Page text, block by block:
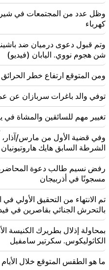
تفكر آلا بوجاتشيفا في
مالية
17:52
اتفقت إيران وعمان على
هرمز. العربية
17:17
ويأمل زيلينسكي أن تقوم
الباليستية الخاص بها بحلول عام
وظل عدد من المجتمعات في
كهرباء
وتم قبول دعوى درميان ضد
شن هجوم نووي. اليابان (فيديو)
ومن المتوقع ارتفاع خطر
توفي والد باغرات سربازان عن عمر
تغيير مهم للسائقين والمشاة في
وفي قضية الأول من مارس/آذار،
الشرطة السابق هايك
رفض نسيم طالب دعوة المحاضرة
مسجونًا في أذربيجان
تم الانتهاء من التحقيق الأولي في
بالتحرش الجنائي بقاصرين في
بمحاولة إذلال بطريرك الكنيسة
الكاثوليكوس. سكرتير سامفيل
ما هو الطقس المتوقع خلال الأيام